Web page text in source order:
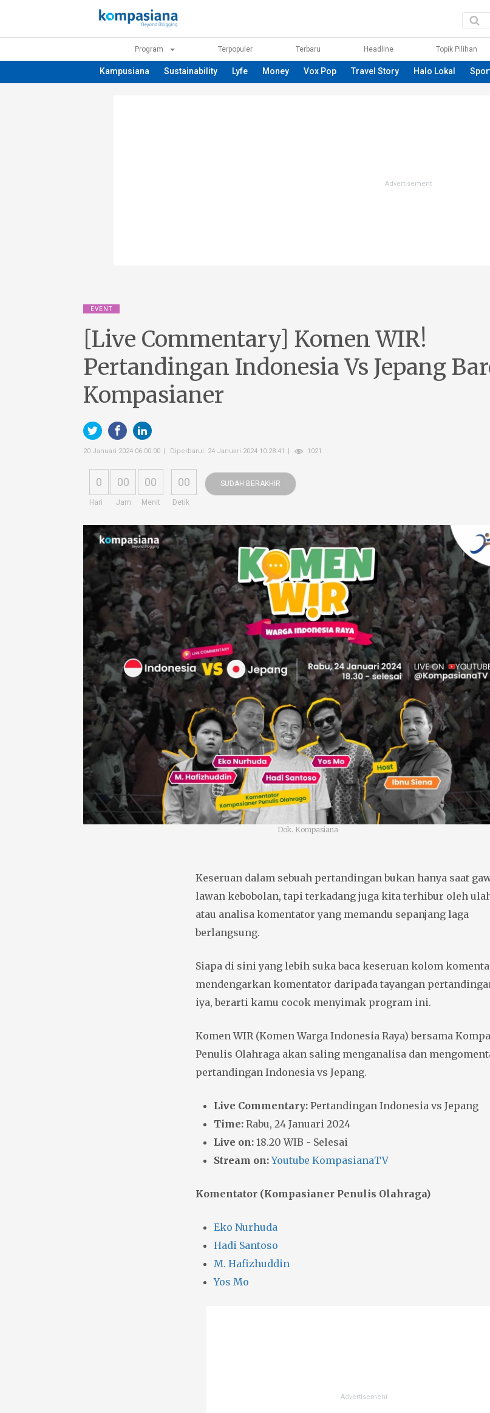
Program Terpopuler Terbaru Headline Topik Pilihan
Kampusiana Sustainability Lyfe Money Vox Pop Travel Story Halo Lokal
EVENT
[Live Commentary] Komen WIR!
Pertandingan Indonesia Vs Jepang
Kompasianer
20 Januari 2024 06:00:00 Diperbarui: 24 Januari 2024 10:28:41 1021
0
Hari
00
Jam
00
Menit
00
Detik
SUDAH BERAKHIR
Dok. Kompasiana
Keseruan dalam sebuah pertandingan bukan hanya saat
lawan kebobolan, tapi terkadang juga kita terhibur oleh
atau analisa komentator yang memandu sepanjang laga
berlangsung.
Siapa di sini yang lebih suka baca keseruan kolom
mendengarkan komentator daripada tayangan
iya, berarti kamu cocok menyimak program ini.
Komen WIR (Komen Warga Indonesia Raya) bersama
Penulis Olahraga akan saling menganalisa dan
pertandingan Indonesia vs Jepang.
Live Commentary: Pertandingan Indonesia vs Jepang
Time: Rabu, 24 Januari 2024
Live on: 18.20 WIB - Selesai
Stream on: Youtube KompasianaTV
Komentator (Kompasianer Penulis Olahraga)
Eko Nurhuda
Hadi Santoso
M. Hafizhuddin
Yos Mo